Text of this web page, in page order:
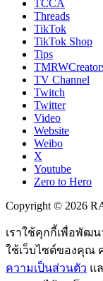
TCCA
Threads
TikTok
TikTok Shop
Tips
TV Channel
Twitch
Twitter
Video
Website
Weibo
X
Youtube
Zero to Hero
Copyright © 2026
เราใช้คุกกี้เพื่อพัฒ
ใช้เว็บไซต์ของคุณ
ความเป็นส่วนตัว แ